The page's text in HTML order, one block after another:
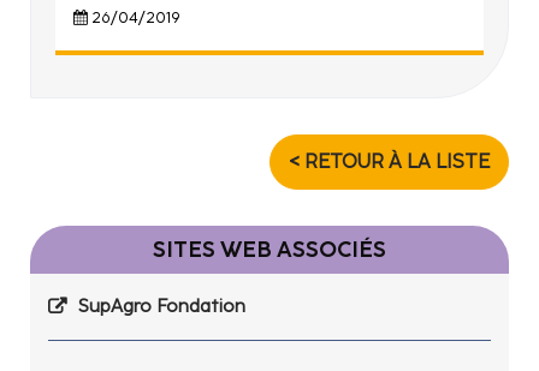
26/04/2019
< RETOUR À LA LISTE
SITES WEB ASSOCIÉS
SupAgro Fondation